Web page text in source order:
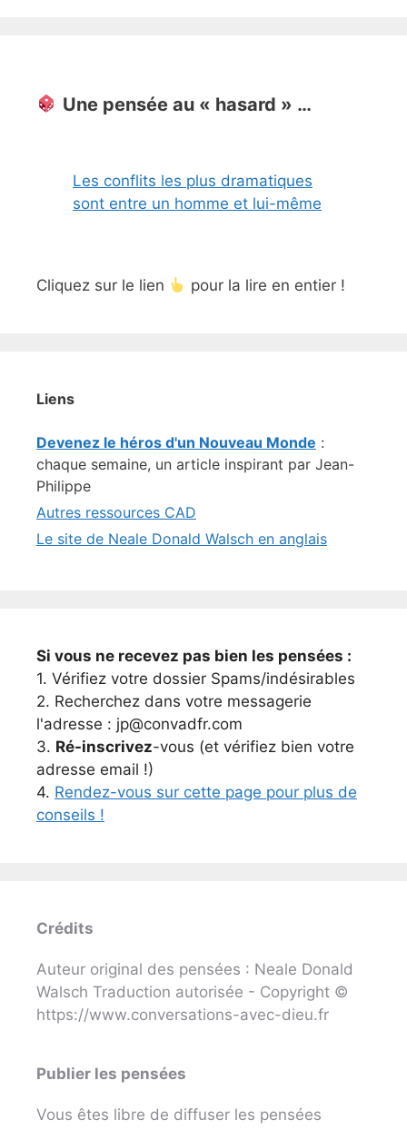
Une pensée au « hasard » …
Les conflits les plus dramatiques
sont entre un homme et lui-même
Cliquez sur le lien pour la lire en entier !
Liens
Devenez le héros d'un Nouveau Monde :
chaque semaine, un article inspirant par Jean-
Philippe
Autres ressources CAD
Le site de Neale Donald Walsch en anglais
Si vous ne recevez pas bien les pensées :
1. Vérifiez votre dossier Spams/indésirables
2. Recherchez dans votre messagerie
l'adresse : jp@convadfr.com
3. Ré-inscrivez-vous (et vérifiez bien votre
adresse email !)
4. Rendez-vous sur cette page pour plus de
conseils !
Crédits
Auteur original des pensées : Neale Donald
Walsch Traduction autorisée - Copyright ©
https://www.conversations-avec-dieu.fr
Publier les pensées
Vous êtes libre de diffuser les pensées